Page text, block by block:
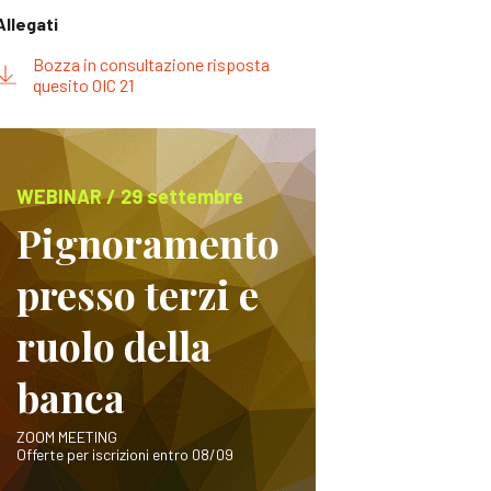
Bozza in consultazione risposta
quesito OIC 21
WEBINAR / 29 settembre
Pignoramento
presso terzi e
ruolo della
banca
ZOOM MEETING
Offerte per iscrizioni entro 08/09